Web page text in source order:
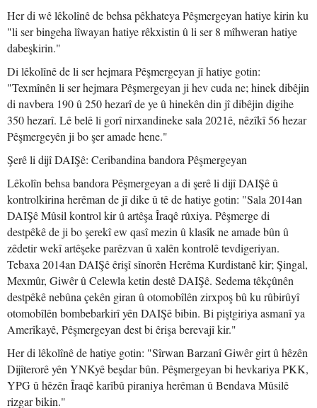
Her di wê lêkolînê de behsa pêkhateya Pêşmergeyan hatiye kirin ku
"li ser bingeha lîwayan hatiye rêkxistin û li ser 8 mîhweran hatiye
dabeşkirin."
Di lêkolînê de li ser hejmara Pêşmergeyan jî hatiye gotin:
"Texmînên li ser hejmara Pêşmergeyan ji hev cuda ne; hinek dibêjin
di navbera 190 û 250 hezarî de ye û hinekên din jî dibêjin digihe
350 hezarî. Lê belê li gorî nirxandineke sala 2021ê, nêzîkî 56 hezar
Pêşmergeyên ji bo şer amade hene."
Şerê li dijî DAIŞê: Ceribandina bandora Pêşmergeyan
Lêkolîn behsa bandora Pêşmergeyan a di şerê li dijî DAIŞê û
kontrolkirina herêman de jî dike û tê de hatiye gotin: "Sala 2014an
DAIŞê Mûsil kontrol kir û artêşa Îraqê rûxiya. Pêşmerge di
destpêkê de ji bo şerekî ew qasî mezin û klasîk ne amade bûn û
zêdetir wekî artêşeke parêzvan û xalên kontrolê tevdigeriyan.
Tebaxa 2014an DAIŞê êrişî sînorên Herêma Kurdistanê kir; Şingal,
Mexmûr, Giwêr û Celewla ketin destê DAIŞê. Sedema têkçûnên
destpêkê nebûna çekên giran û otomobîlên zirxpoş bû ku rûbirûyî
otomobîlên bombebarkirî yên DAIŞê bibin. Bi piştgiriya asmanî ya
Amerîkayê, Pêşmergeyan dest bi êrişa berevajî kir."
Her di lêkolînê de hatiye gotin: "Sîrwan Barzanî Giwêr girt û hêzên
Dijîterorê yên YNKyê beşdar bûn. Pêşmergeyan bi hevkariya PKK,
YPG û hêzên Îraqê karîbû piraniya herêman û Bendava Mûsilê
rizgar bikin."